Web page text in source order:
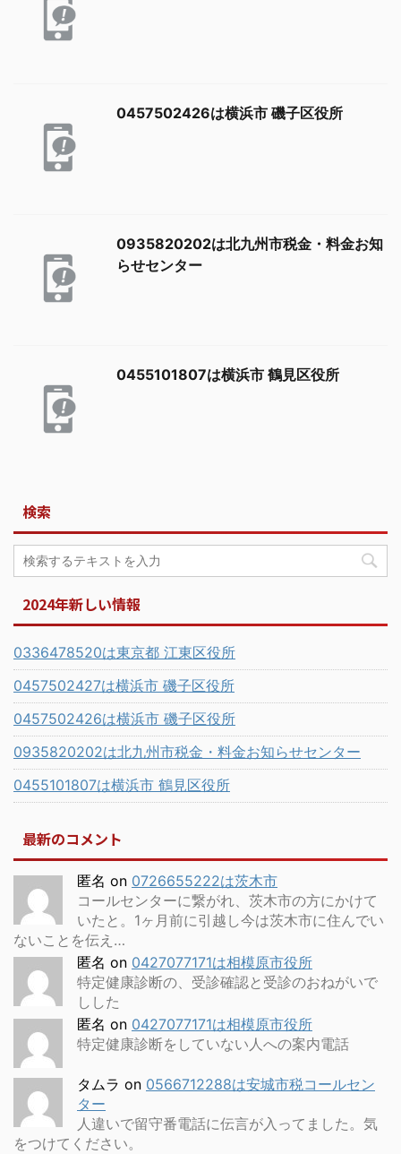
0457502426は横浜市 磯子区役所
0935820202は北九州市税金・料金お知
らせセンター
0455101807は横浜市 鶴見区役所
検索
2024年新しい情報
0336478520は東京都 江東区役所
0457502427は横浜市 磯子区役所
0457502426は横浜市 磯子区役所
0935820202は北九州市税金・料金お知らせセンター
0455101807は横浜市 鶴見区役所
最新のコメント
匿名 on 0726655222は茨木市
コールセンターに繋がれ、茨木市の方にかけて
いたと。1ヶ月前に引越し今は茨木市に住んでい
ないことを伝え…
匿名 on 0427077171は相模原市役所
特定健康診断の、受診確認と受診のおねがいで
しした
匿名 on 0427077171は相模原市役所
特定健康診断をしていない人への案内電話
タムラ on 0566712288は安城市税コールセン
ター
人違いで留守番電話に伝言が入ってました。気
をつけてください。